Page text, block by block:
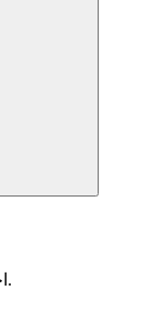
اجعل الاستكشاف أسهل، واجعل الحياة أكثر ثراءً.